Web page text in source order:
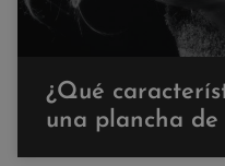
¿Qué
una plancha